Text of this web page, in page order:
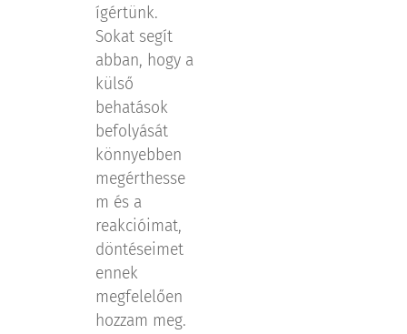
ígértünk.
Sokat segít
abban, hogy a
külső
behatások
befolyását
könnyebben
megérthesse
m és a
reakcióimat,
döntéseimet
ennek
megfelelően
hozzam meg.